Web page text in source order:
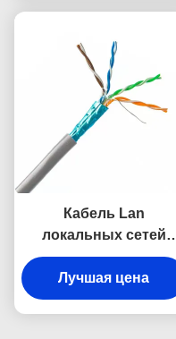
Кабель Lan
локальных сетей
HDPE медный
защищая, 4 пары
кабеля Cat5e Utp
Лучшая цена